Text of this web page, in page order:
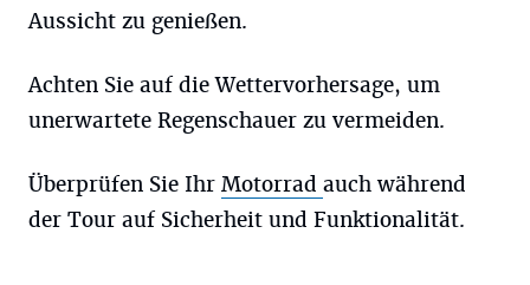
Aussicht zu genießen.
Achten Sie auf die Wettervorhersage, um
unerwartete Regenschauer zu vermeiden.
Überprüfen Sie Ihr Motorrad auch während
der Tour auf Sicherheit und Funktionalität.